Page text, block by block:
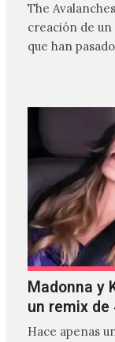
The
creación de un
que han
Madonna y
un remix de
Hace apenas